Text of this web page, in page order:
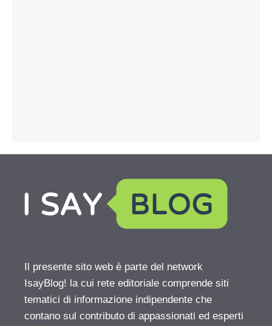
Il presente sito web è parte del network
IsayBlog! la cui rete editoriale comprende siti
tematici di informazione indipendente che
contano sul contributo di appassionati ed esperti